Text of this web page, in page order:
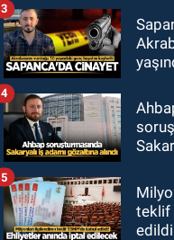
3
4
teklif
5